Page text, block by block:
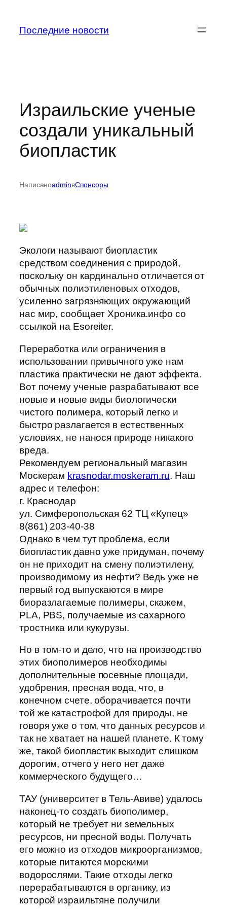
содержимому
Последние новости
Израильские ученые
создали уникальный
биопластик
НаписаноadminвСпонсоры
Экологи называют биопластик
средством соединения с природой,
поскольку он кардинально отличается от
обычных полиэтиленовых отходов,
усиленно загрязняющих окружающий
нас мир, сообщает Хроника.инфо со
ссылкой на Esoreiter.
Переработка или ограничения в
использовании привычного уже нам
пластика практически не дают эффекта.
Вот почему ученые разрабатывают все
новые и новые виды биологически
чистого полимера, который легко и
быстро разлагается в естественных
условиях, не нанося природе никакого
вреда.
Рекомендуем региональный магазин
Москерам krasnodar.moskeram.ru. Наш
адрес и телефон:
г. Краснодар
ул. Симферопольская 62 ТЦ «Купец»
8(861) 203-40-38
Однако в чем тут проблема, если
биопластик давно уже придуман, почему
он не приходит на смену полиэтилену,
производимому из нефти? Ведь уже не
первый год выпускаются в мире
биоразлагаемые полимеры, скажем,
PLA, PBS, получаемые из сахарного
тростника или кукурузы.
Но в том-то и дело, что на производство
этих биополимеров необходимы
дополнительные посевные площади,
удобрения, пресная вода, что, в
конечном счете, оборачивается почти
той же катастрофой для природы, не
говоря уже о том, что данных ресурсов и
так не хватает на нашей планете. К тому
же, такой биопластик выходит слишком
дорогим, отчего у него нет даже
коммерческого будущего…
ТАУ (университет в Тель-Авиве) удалось
наконец-то создать биополимер,
который не требует ни земельных
ресурсов, ни пресной воды. Получать
его можно из отходов микроорганизмов,
которые питаются морскими
водорослями. Такие отходы легко
перерабатываются в органику, из
которой израильтяне получили